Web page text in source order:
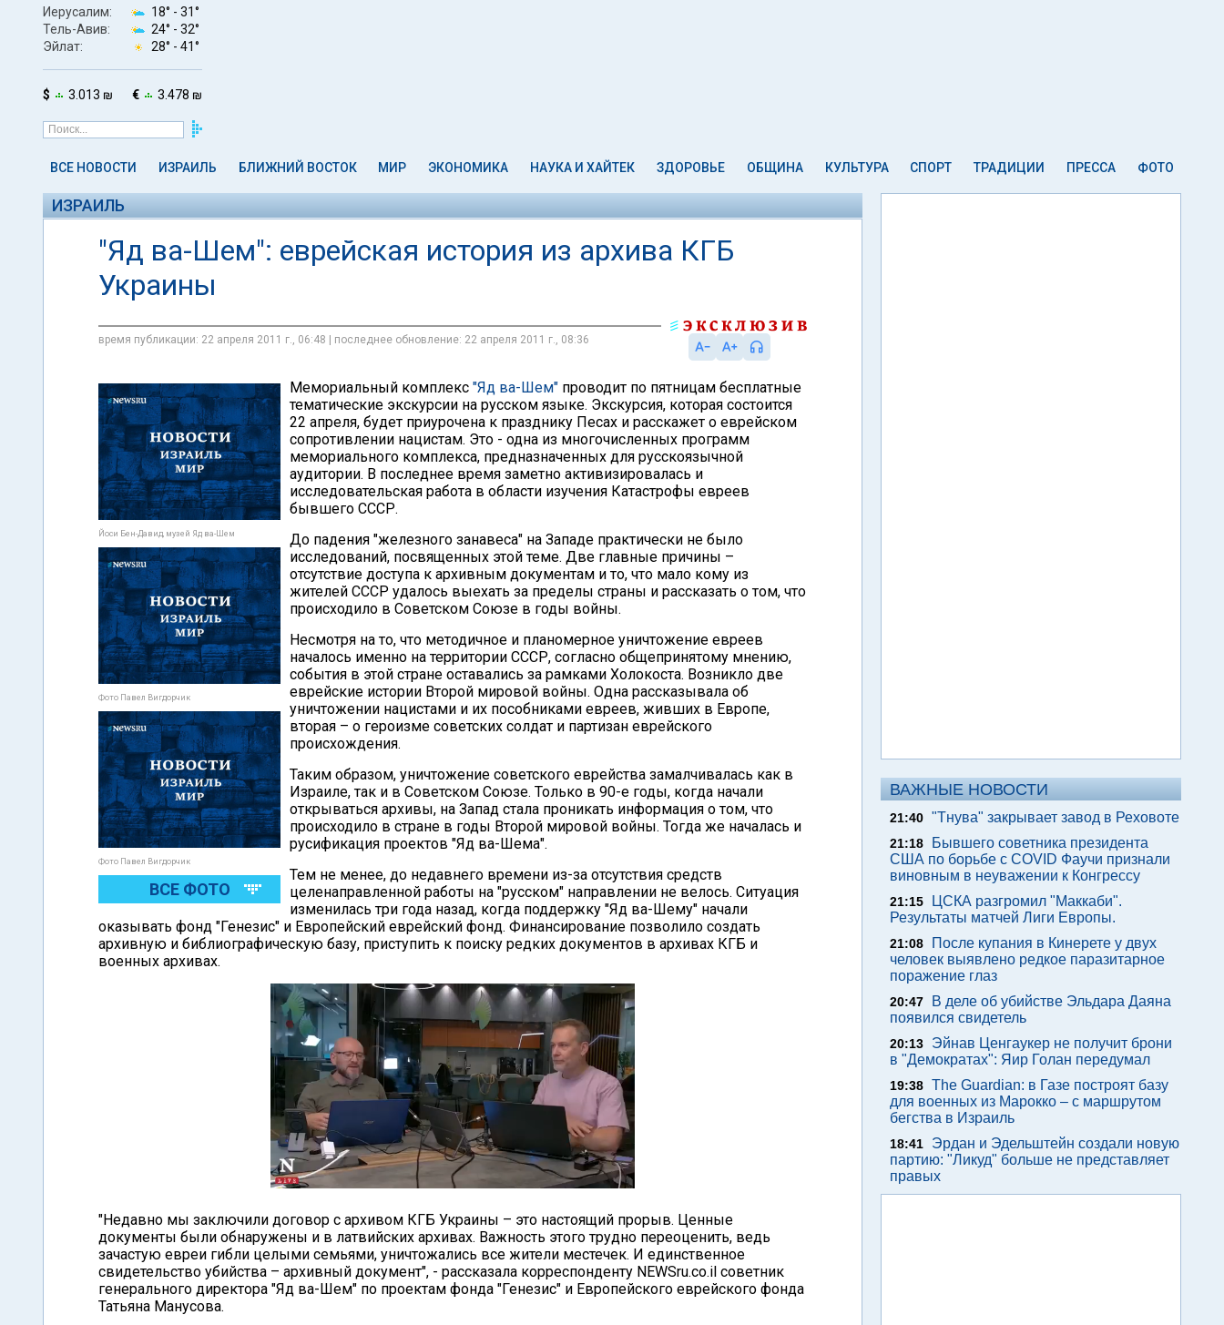
Иерусалим: 18° - 31°
Тель-Авив:
24° - 32°
Эйлат:
28° - 41°
$ 3.013 ₪ € 3.478 ₪
ВСЕ НОВОСТИ ИЗРАИЛЬ БЛИЖНИЙ ВОСТОК МИР ЭКОНОМИКА НАУКА И ХАЙТЕК ЗДОРОВЬЕ ОБЩИНА КУЛЬТУРА СПОРТ ТРАДИЦИИ ПРЕССА ФОТО
ИЗРАИЛЬ
"Яд ва-Шем": еврейская история из архива КГБ
Украины
время публикации: 22 апреля 2011 г., 06:48 | последнее обновление: 22 апреля 2011 г., 08:36
Йоси Бен-Давид, музей Яд ва-Шем
Фото Павел Вигдорчик
Фото Павел Вигдорчик
ВСЕ ФОТО
Мемориальный комплекс "Яд ва-Шем" проводит по пятницам бесплатные
тематические экскурсии на русском языке. Экскурсия, которая состоится
22 апреля, будет приурочена к празднику Песах и расскажет о еврейском
сопротивлении нацистам. Это - одна из многочисленных программ
мемориального комплекса, предназначенных для русскоязычной
аудитории. В последнее время заметно активизировалась и
исследовательская работа в области изучения Катастрофы евреев
бывшего СССР.
До падения "железного занавеса" на Западе практически не было
исследований, посвященных этой теме. Две главные причины –
отсутствие доступа к архивным документам и то, что мало кому из
жителей СССР удалось выехать за пределы страны и рассказать о том, что
происходило в Советском Союзе в годы войны.
Несмотря на то, что методичное и планомерное уничтожение евреев
началось именно на территории СССР, согласно общепринятому мнению,
события в этой стране оставались за рамками Холокоста. Возникло две
еврейские истории Второй мировой войны. Одна рассказывала об
уничтожении нацистами и их пособниками евреев, живших в Европе,
вторая – о героизме советских солдат и партизан еврейского
происхождения.
Таким образом, уничтожение советского еврейства замалчивалась как в
Израиле, так и в Советском Союзе. Только в 90-е годы, когда начали
открываться архивы, на Запад стала проникать информация о том, что
происходило в стране в годы Второй мировой войны. Тогда же началась и
русификация проектов "Яд ва-Шема".
Тем не менее, до недавнего времени из-за отсутствия средств
целенаправленной работы на "русском" направлении не велось. Ситуация
изменилась три года назад, когда поддержку "Яд ва-Шему" начали
оказывать фонд "Генезис" и Европейский еврейский фонд. Финансирование позволило создать
архивную и библиографическую базу, приступить к поиску редких документов в архивах КГБ и
военных архивах.
"Недавно мы заключили договор с архивом КГБ Украины – это настоящий прорыв. Ценные
документы были обнаружены и в латвийских архивах. Важность этого трудно переоценить, ведь
зачастую евреи гибли целыми семьями, уничтожались все жители местечек. И единственное
свидетельство убийства – архивный документ", - рассказала корреспонденту NEWSru.co.il советник
генерального директора "Яд ва-Шем" по проектам фонда "Генезис" и Европейского еврейского фонда
Татьяна Манусова.
ВАЖНЫЕ НОВОСТИ
21:40 "Тнува" закрывает завод в Реховоте
21:18
Бывшего советника президента
США по борьбе с COVID Фаучи признали
виновным в неуважении к Конгрессу
21:15
ЦСКА разгромил "Маккаби".
Результаты матчей Лиги Европы.
21:08
После купания в Кинерете у двух
человек выявлено редкое паразитарное
поражение глаз
20:47
В деле об убийстве Эльдара Даяна
появился свидетель
20:13
Эйнав Ценгаукер не получит брони
в "Демократах": Яир Голан передумал
19:38 The Guardian: в Газе построят базу
для военных из Марокко – с маршрутом
бегства в Израиль
18:41
Эрдан и Эдельштейн создали новую
партию: "Ликуд" больше не представляет
правых